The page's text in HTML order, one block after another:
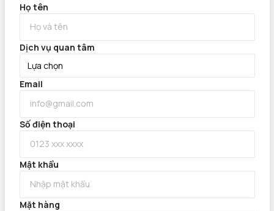
Họ tên
Dịch vụ quan tâm
Email
Số điện thoại
Mật khẩu
Mặt hàng